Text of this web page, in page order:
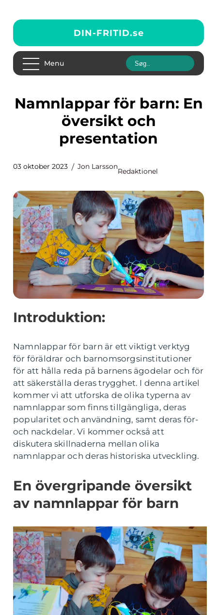
DIN-FRITID.se
Menu
Namnlappar för barn: En
översikt och
presentation
03 oktober 2023 Jon Larsson
Redaktionel
Introduktion:
Namnlappar för barn är ett viktigt verktyg
för föräldrar och barnomsorgsinstitutioner
för att hålla reda på barnens ägodelar och för
att säkerställa deras trygghet. I denna artikel
kommer vi att utforska de olika typerna av
namnlappar som finns tillgängliga, deras
popularitet och användning, samt deras för-
och nackdelar. Vi kommer också att
diskutera skillnaderna mellan olika
namnlappar och deras historiska utveckling.
En övergripande översikt
av namnlappar för barn